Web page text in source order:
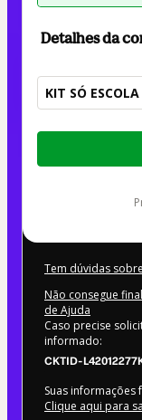
Detalhes da
KIT SÓ
Total
Tem dúvidas
Não consegue
de Ajuda
Caso precise
informado:
CKTID-
Suas
Clique aqui para